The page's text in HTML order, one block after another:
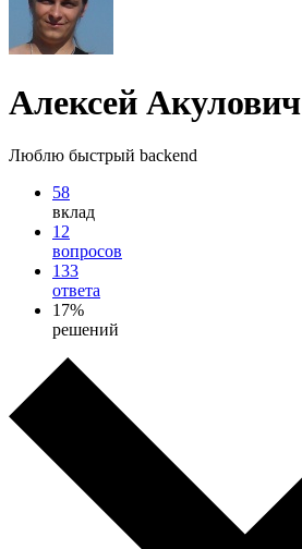
Алексей Акулович
Люблю быстрый backend
58
вклад
12
вопросов
133
ответа
17%
решений